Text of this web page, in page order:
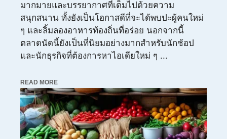
มากมายและบรรยากาศที่เต็มไปด้วยความ
สนุกสนาน ทั้งยังเป็นโอกาสดีที่จะได้พบปะผู้คนใหม่
ๆ และลิ้มลองอาหารท้องถิ่นที่อร่อย นอกจากนี้
ตลาดนัดนี้ยังเป็นที่นิยมอย่างมากสำหรับนักช้อป
และนักธุรกิจที่ต้องการหาไอเดียใหม่ ๆ ...
READ MORE